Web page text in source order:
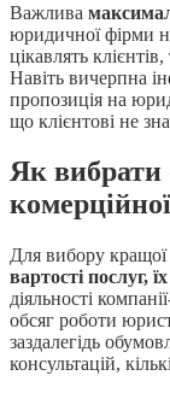
Важлива
юридичної фірми
цікавлять
Навіть вичерпна
пропозиція на
що клієнтові не
Як вибрати
Для вибору кращої
вартості послуг,
діяльності
обсяг роботи
заздалегідь
консультацій,